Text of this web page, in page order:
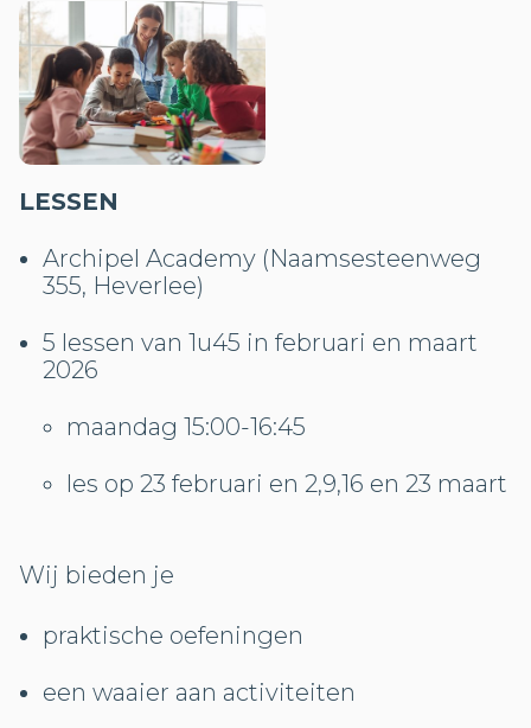
LESSEN
Archipel Academy (Naamsesteenweg
355, Heverlee)
5 lessen van 1u45 in februari en maart
2026
maandag 15:00-16:45
les op 23 februari en 2,9,16 en 23 maart
Wij bieden je
praktische oefeningen
een waaier aan activiteiten